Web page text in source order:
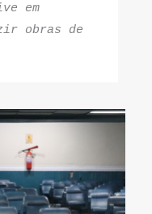
em
obras de